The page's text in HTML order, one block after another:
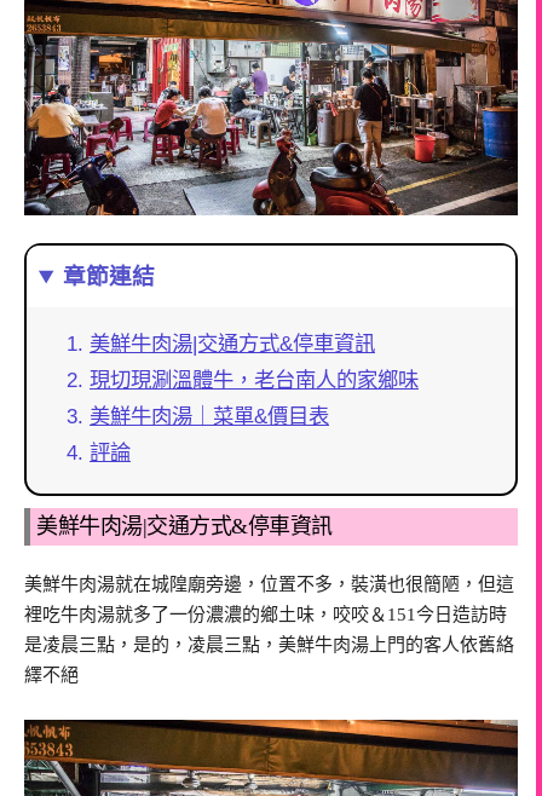
章節連結
美鮮牛肉湯|交通方式&停車資訊
現切現涮溫體牛，老台南人的家鄉味
美鮮牛肉湯｜菜單&價目表
評論
美鮮牛肉湯|交通方式&停車資訊
美鮮牛肉湯就在城隍廟旁邊，位置不多，裝潢也很簡陋，但這
裡吃牛肉湯就多了一份濃濃的鄉土味，咬咬＆151今日造訪時
是凌晨三點，是的，凌晨三點，美鮮牛肉湯上門的客人依舊絡
繹不絕